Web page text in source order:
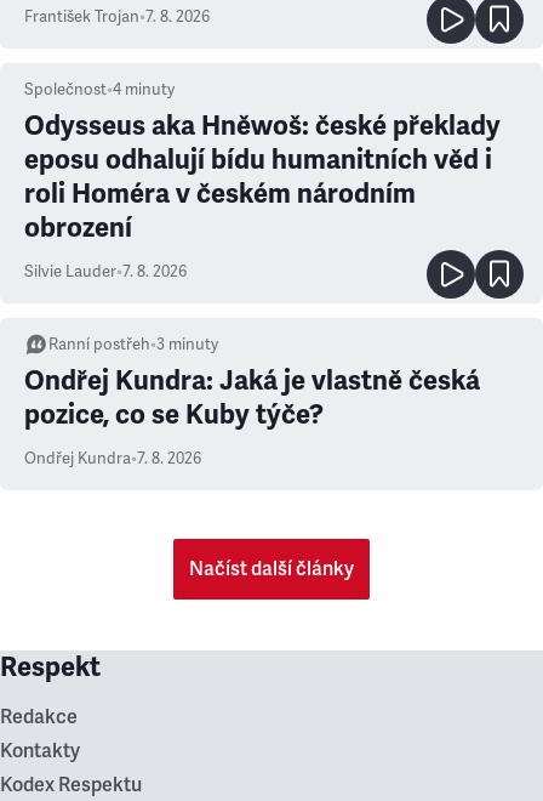
František Trojan•7. 8. 2026
Společnost•4 minuty
Odysseus aka Hněwoš: české překlady
eposu odhalují bídu humanitních věd i
roli Homéra v českém národním
obrození
Silvie Lauder•7. 8. 2026
Ranní postřeh•3 minuty
Ondřej Kundra: Jaká je vlastně česká
pozice, co se Kuby týče?
Ondřej Kundra•7. 8. 2026
Načíst další články
Respekt
Redakce
Kontakty
Kodex Respektu